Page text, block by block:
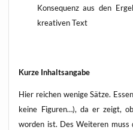
Kon­se­quenz aus den
krea­ti­ven Text
Kur­ze Inhaltsangabe
Hier rei­chen weni­ge Sät­ze.
kei­ne Figu­ren…), da er zeigt,
wor­den ist. Des Wei­te­ren